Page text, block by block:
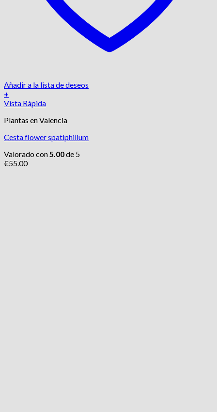
Añadir a la lista de deseos
+
Vista Rápida
Plantas en Valencia
Cesta flower spatiphilium
Valorado con 5.00de 5
€55.00